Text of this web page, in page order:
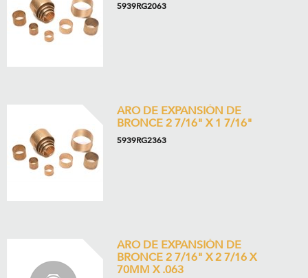
5939RG2063
ARO DE EXPANSIÓN DE
BRONCE 2 7/16" X 1 7/16"
5939RG2363
ARO DE EXPANSIÓN DE
BRONCE 2 7/16" X 2 7/16 X
70MM X .063